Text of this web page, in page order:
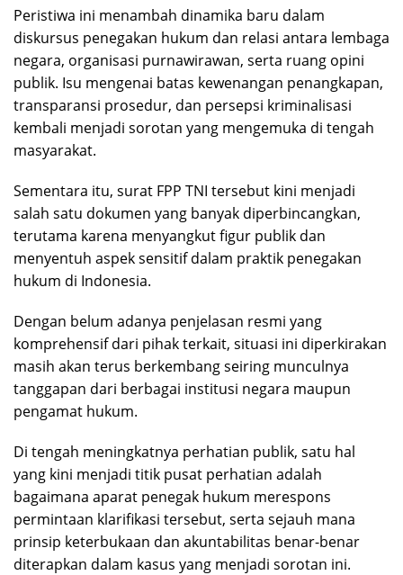
Peristiwa ini menambah dinamika baru dalam
diskursus penegakan hukum dan relasi antara lembaga
negara, organisasi purnawirawan, serta ruang opini
publik. Isu mengenai batas kewenangan penangkapan,
transparansi prosedur, dan persepsi kriminalisasi
kembali menjadi sorotan yang mengemuka di tengah
masyarakat.
Sementara itu, surat FPP TNI tersebut kini menjadi
salah satu dokumen yang banyak diperbincangkan,
terutama karena menyangkut figur publik dan
menyentuh aspek sensitif dalam praktik penegakan
hukum di Indonesia.
Dengan belum adanya penjelasan resmi yang
komprehensif dari pihak terkait, situasi ini diperkirakan
masih akan terus berkembang seiring munculnya
tanggapan dari berbagai institusi negara maupun
pengamat hukum.
Di tengah meningkatnya perhatian publik, satu hal
yang kini menjadi titik pusat perhatian adalah
bagaimana aparat penegak hukum merespons
permintaan klarifikasi tersebut, serta sejauh mana
prinsip keterbukaan dan akuntabilitas benar-benar
diterapkan dalam kasus yang menjadi sorotan ini.